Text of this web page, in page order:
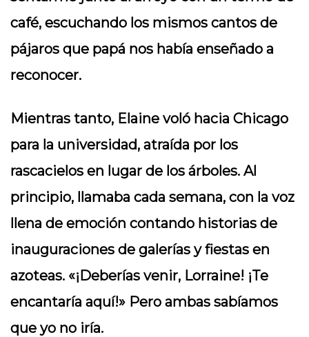
café, escuchando los mismos cantos de
pájaros que papá nos había enseñado a
reconocer.
Mientras tanto, Elaine voló hacia Chicago
para la universidad, atraída por los
rascacielos en lugar de los árboles. Al
principio, llamaba cada semana, con la voz
llena de emoción contando historias de
inauguraciones de galerías y fiestas en
azoteas. «¡Deberías venir, Lorraine! ¡Te
encantaría aquí!» Pero ambas sabíamos
que yo no iría.